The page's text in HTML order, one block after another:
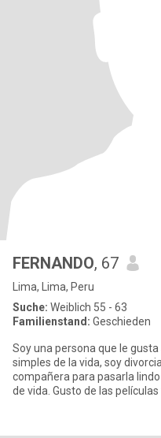
FERNANDO, 67
Lima, Lima, Peru
Suche: Weiblich 55 - 63
Familienstand: Geschieden
Soy una persona que le
simples de la vida, soy
compañera para pasarla
de vida. Gusto de las